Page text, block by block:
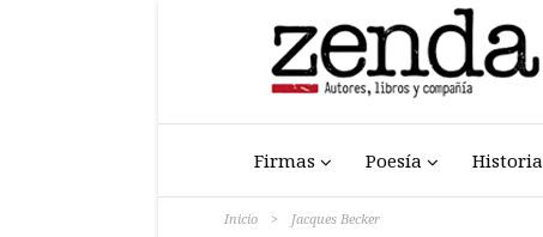
Firmas Poesía Historia
Inicio > Jacques Becker